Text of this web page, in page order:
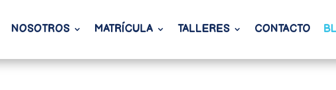
NOSOTROS MATRÍCULA TALLERES CONTACTO